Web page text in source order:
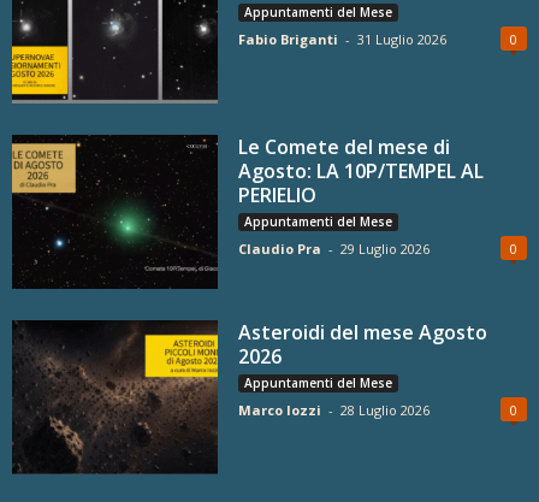
Appuntamenti del Mese
Fabio Briganti - 31 Luglio 2026 0
Le Comete del mese di
Agosto: LA 10P/TEMPEL AL
PERIELIO
Appuntamenti del Mese
Claudio Pra - 29 Luglio 2026 0
Asteroidi del mese Agosto
2026
Appuntamenti del Mese
Marco Iozzi - 28 Luglio 2026 0